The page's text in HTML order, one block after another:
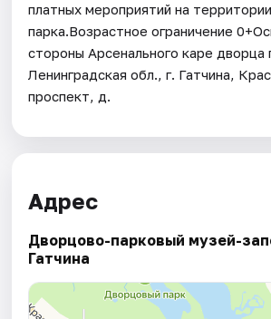
платных мероприятий на
парка.Возрастное ограничение
стороны Арсенального каре дворца
Ленинградская обл., г. Гатчина,
проспект, д.
Адрес
Дворцово-парковый музей-
Гатчина